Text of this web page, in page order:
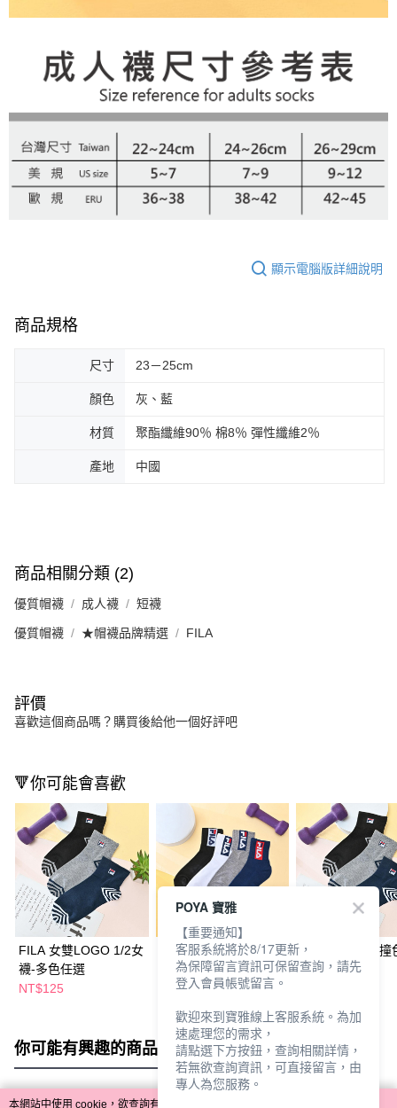
顯示電腦版詳細說明
商品規格
尺寸 23－25cm
顏色 灰、藍
材質 聚酯纖維90％ 棉8％ 彈性纖維2％
產地 中國
商品相關分類 (2)
優質帽襪 成人襪 短襪
優質帽襪 ★帽襪品牌精選 FILA
評價
喜歡這個商品嗎？購買後給他一個好評吧
🔻你可能會喜歡
FILA 女雙LOGO 1/2女
襪-多色任選
NT$125
FILA 女側邊LOGO 1/2
襪-多色任選
NT$125
FILA 女雙設計撞
襪-多色任選
你可能有興趣的商品 全站排行
本網站中使用 cookie，欲查詢有關本網站使用 cookie 方式之詳情，及若您不希
POYA 寶雅
【重要通知】
客服系統將於8/17更新，
為保障留言資訊可保留查詢，請先
登入會員帳號留言。
歡迎來到寶雅線上客服系統。為加
速處理您的需求，
請點選下方按鈕，查詢相關詳情，
若無欲查詢資訊，可直接留言，由
專人為您服務。